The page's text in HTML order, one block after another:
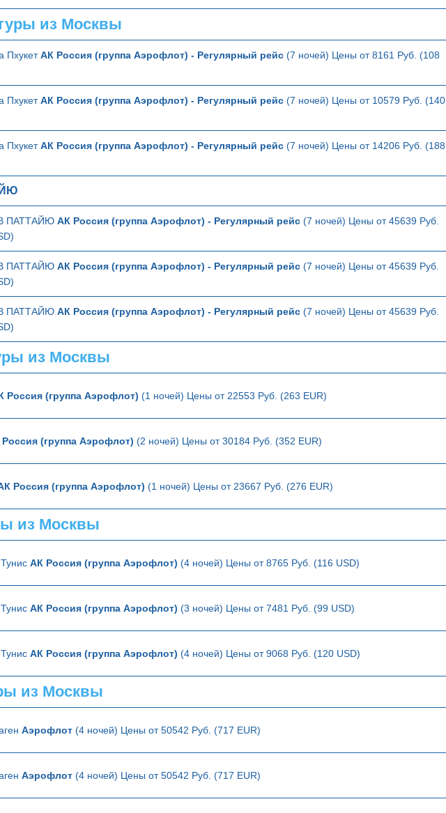
из Москвы
ПхукетАК Россия (группа Аэрофлот) - Регулярный рейс (7 ночей) Цены от 8161 Руб. (108
ПхукетАК Россия (группа Аэрофлот) - Регулярный рейс (7 ночей) Цены от 10579 Руб. (140
ПхукетАК Россия (группа Аэрофлот) - Регулярный рейс (7 ночей) Цены от 14206 Руб. (188
ПАТТАЙЮ АК Россия (группа Аэрофлот) - Регулярный рейс (7 ночей) Цены от 45639 Руб.
ПАТТАЙЮ АК Россия (группа Аэрофлот) - Регулярный рейс (7 ночей) Цены от 45639 Руб.
ПАТТАЙЮ АК Россия (группа Аэрофлот) - Регулярный рейс (7 ночей) Цены от 45639 Руб.
из Москвы
Россия (группа Аэрофлот) (1 ночей) Цены от 22553 Руб. (263 EUR)
(группа Аэрофлот) (2 ночей) Цены от 30184 Руб. (352 EUR)
Россия (группа Аэрофлот) (1 ночей) Цены от 23667 Руб. (276 EUR)
из Москвы
АК Россия (группа Аэрофлот) (4 ночей) Цены от 8765 Руб. (116 USD)
АК Россия (группа Аэрофлот) (3 ночей) Цены от 7481 Руб. (99 USD)
АК Россия (группа Аэрофлот) (4 ночей) Цены от 9068 Руб. (120 USD)
из Москвы
Аэрофлот (4 ночей) Цены от 50542 Руб. (717 EUR)
Аэрофлот (4 ночей) Цены от 50542 Руб. (717 EUR)